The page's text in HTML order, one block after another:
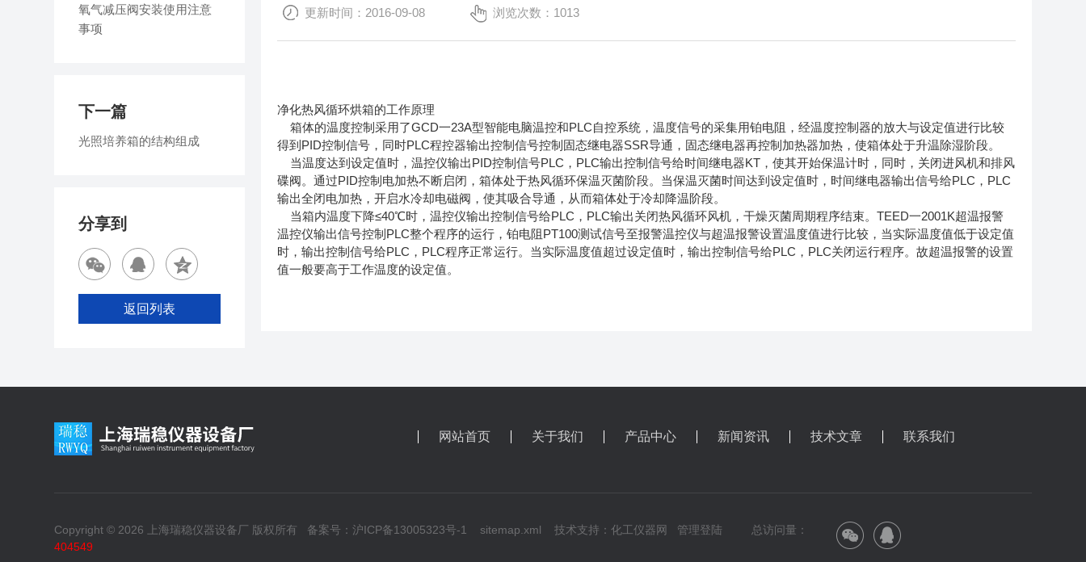
更新时间：2016-09-08 浏览次数：1013
净化热风循环烘箱的工作原理
箱体的温度控制采用了GCD一23A型智能电脑温控和PLC自控系统，温度信号的采集用铂电阻，经温度控制器的放大与设定值进行比较
得到PID控制信号，同时PLC程控器输出控制信号控制固态继电器SSR导通，固态继电器再控制加热器加热，使箱体处于升温除湿阶段。
当温度达到设定值时，温控仪输出PID控制信号PLC，PLC输出控制信号给时间继电器KT，使其开始保温计时，同时，关闭进风机和排风
碟阀。通过PID控制电加热不断启闭，箱体处于热风循环保温灭菌阶段。当保温灭菌时间达到设定值时，时间继电器输出信号给PLC，PLC
输出全闭电加热，开启水冷却电磁阀，使其吸合导通，从而箱体处于冷却降温阶段。
当箱内温度下降≤40℃时，温控仪输出控制信号给PLC，PLC输出关闭热风循环风机，干燥灭菌周期程序结束。TEED一2001K超温报警
温控仪输出信号控制PLC整个程序的运行，铂电阻PT100测试信号至报警温控仪与超温报警设置温度值进行比较，当实际温度值低于设定值
时，输出控制信号给PLC，PLC程序正常运行。当实际温度值超过设定值时，输出控制信号给PLC，PLC关闭运行程序。故超温报警的设置
值一般要高于工作温度的设定值。
氧气减压阀安装使用注意
事项
下一篇
光照培养箱的结构组成
分享到
返回列表
网站首页 关于我们 产品中心 新闻资讯 技术文章 联系我们
Copyright © 2026 上海瑞稳仪器设备厂 版权所有 备案号：沪ICP备13005323号-1 sitemap.xml 技术支持：化工仪器网 管理登陆 总访问量：
404549